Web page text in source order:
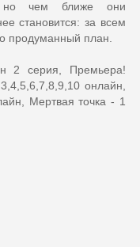
но чем ближе они
становится: за всем
продуманный план.
2 серия, Премьера!
онлайн,
Мертвая точка - 1